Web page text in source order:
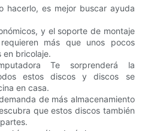
hacerlo, es mejor buscar ayuda
y el soporte de montaje
más que unos pocos
en bricolaje.
Te sorprenderá la
estos discos y discos se
en casa.
de más almacenamiento
que estos discos también